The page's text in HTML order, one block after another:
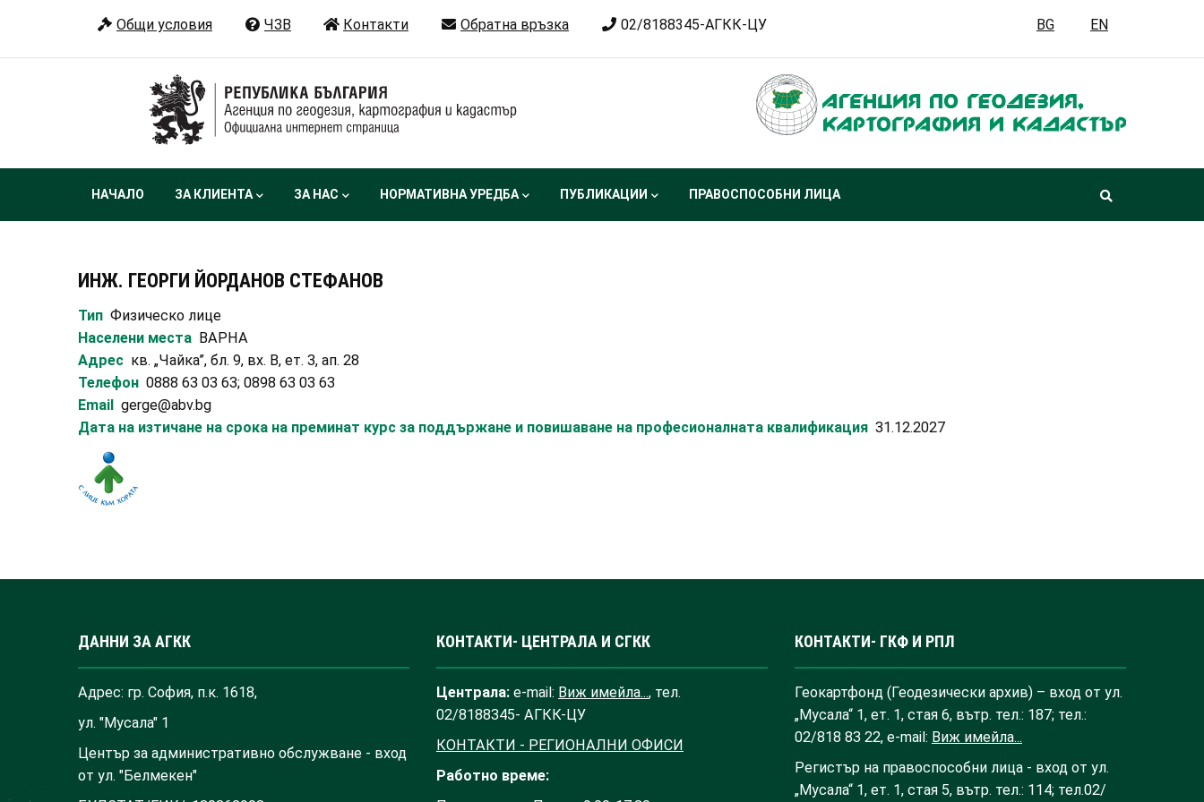
основното
Общи условия ЧЗВ Контакти Обратна връзка 02/8188345-АГКК-ЦУ BG EN
Main
НАЧАЛО ЗА КЛИЕНТА ЗА НАС НОРМАТИВНА УРЕДБА ПУБЛИКАЦИИ ПРАВОСПОСОБНИ ЛИЦА
ИНЖ. ГЕОРГИ ЙОРДАНОВ СТЕФАНОВ
Тип Физическо лице
Населени места ВАРНА
Адрес кв. „Чайка”, бл. 9, вх. В, ет. 3, ап. 28
Телефон 0888 63 03 63; 0898 63 03 63
Email gerge@abv.bg
Дата на изтичане на срока на преминат курс за поддържане и повишаване на професионалната квалификация 31.12.2027
ДАННИ ЗА АГКК
Адрес: гр. София, п.к. 1618,
ул. "Мусала" 1
Център за административно обслужване - вход
от ул. "Белмекен"
КОНТАКТИ- ЦЕНТРАЛА И СГКК
Централа: e-mail: Виж имейла..., тел.
02/8188345- АГКК-ЦУ
КОНТАКТИ - РЕГИОНАЛНИ ОФИСИ
Работно време:
КОНТАКТИ- ГКФ И РПЛ
Геокартфонд (Геодезически архив) – вход от ул.
„Мусала“ 1, ет. 1, стая 6, вътр. тел.: 187; тел.:
02/818 83 22, e-mail: Виж имейла...
Регистър на правоспособни лица - вход от ул.
„Мусала“ 1, ет. 1, стая 5, вътр. тел.: 114; тел.02/